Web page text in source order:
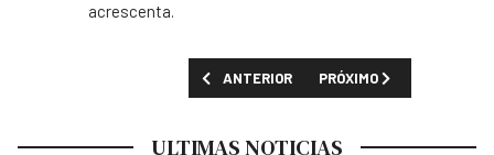
acrescenta.
ARTIGO ANTERIOR: CNE LANÇA
ANTERIOR PRÓXIMO ARTIGO: TAXA
PRÓXIMO
ULTIMAS NOTICIAS